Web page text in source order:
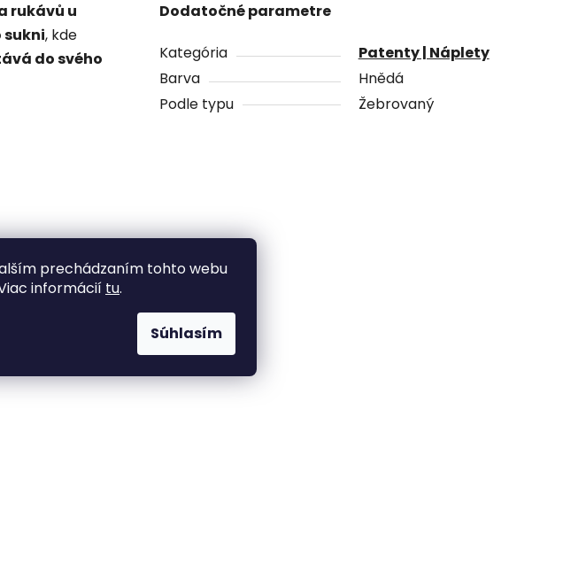
prechádzaním tohto webu
informácií tu.
Súhlasím
rukávů u
sukni, kde
do svého
Dodatočné parametre
Kategória
Patenty | Náplety
Barva
Hnědá
Podle typu
Žebrovaný